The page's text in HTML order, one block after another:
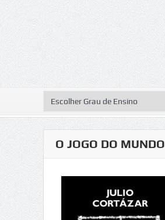
O JOGO DO MUNDO